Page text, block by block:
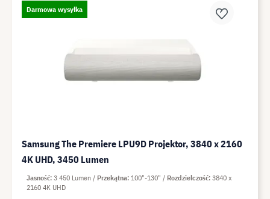
Darmowa wysyłka
Samsung The Premiere LPU9D Projektor, 3840 x 2160
4K UHD, 3450 Lumen
Jasność 3 450 Lumen Przekątna 100"-130" Rozdzielczość 3840 x
2160 4K UHD